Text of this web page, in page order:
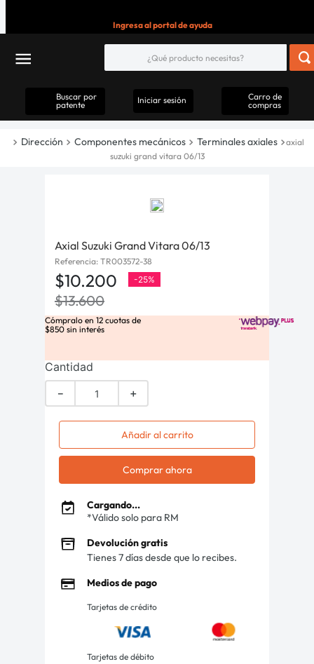
Ingresa al portal de ayuda
Buscar por
patente
Iniciar sesión
Carro de
compras
Dirección Componentes mecánicos Terminales axiales
axial
suzuki grand vitara 06/13
Axial Suzuki Grand Vitara 06/13
Referencia: TR003572-38
$10.200 -25%
$13.600
Cómpralo en 12 cuotas de
$850 sin interés
Cantidad
＋
－
Añadir al carrito
Comprar ahora
Cargando...
*Válido solo para RM
Devolución gratis
Tienes 7 días desde que lo recibes.
Medios de pago
Tarjetas de crédito
Tarjetas de débito